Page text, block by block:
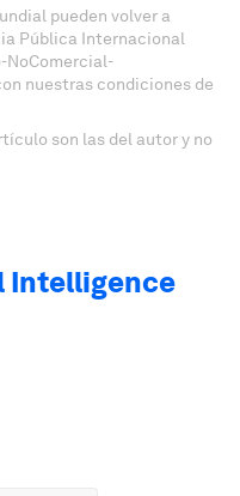
pueden volver a
Pública Internacional
NoComercial-
nuestras condiciones de
son las del autor y no
Intelligence